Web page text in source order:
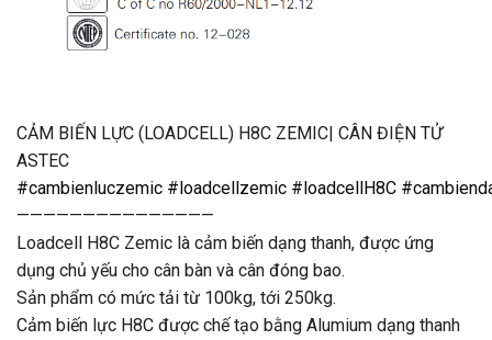
CẢM BIẾN LỰC (LOADCELL) H8C ZEMIC| CÂN ĐIỆN TỬ
ASTEC
#cambienluczemic #loadcellzemic #loadcellH8C
———————————————
Loadcell H8C Zemic là cảm biến dạng thanh, được ứng
dụng chủ yếu cho cân bàn và cân đóng bao.
Sản phẩm có mức tải từ 100kg, tới 250kg.
Cảm biến lực H8C được chế tạo bằng Alumium dạng thanh